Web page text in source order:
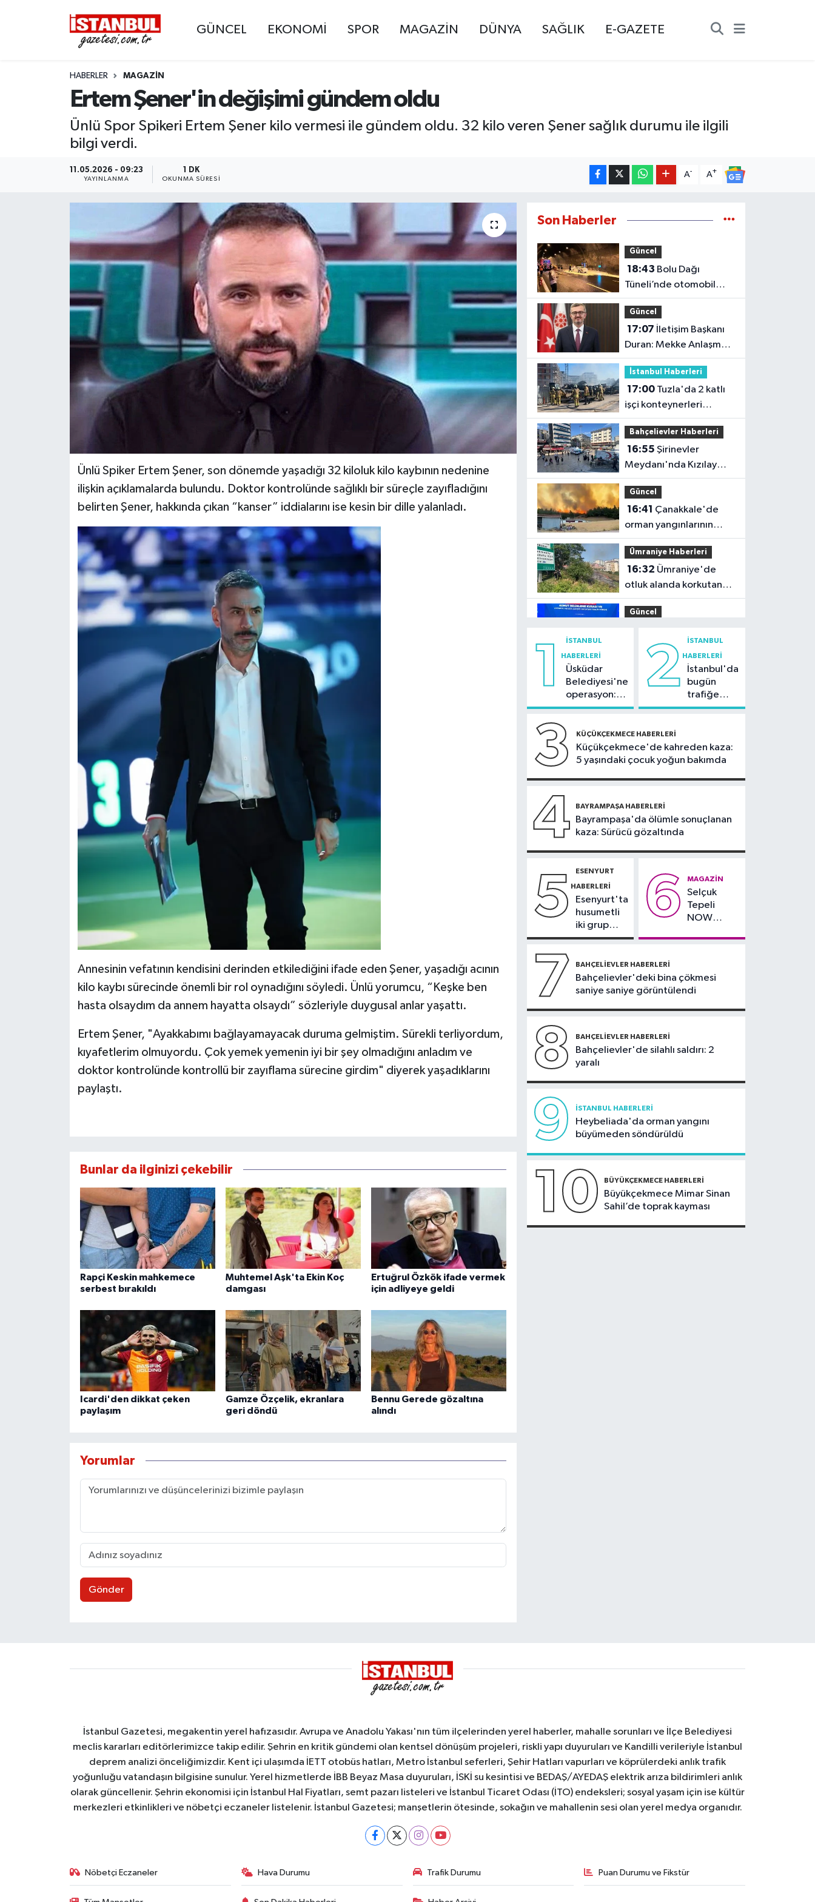
GÜNCEL EKONOMİ SPOR MAGAZİN DÜNYA SAĞLIK E-GAZETE
HABERLER MAGAZIN
Ertem Şener'in değişimi gündem oldu
Ünlü Spor Spikeri Ertem Şener kilo vermesi ile gündem oldu. 32 kilo veren Şener sağlık durumu ile ilgili
bilgi verdi.
11.05.2026 - 09:23
YAYINLANMA
1 DK
OKUNMA SÜRESI
A- A+
Ünlü Spiker Ertem Şener, son dönemde yaşadığı 32 kiloluk kilo kaybının nedenine
ilişkin açıklamalarda bulundu. Doktor kontrolünde sağlıklı bir süreçle zayıfladığını
belirten Şener, hakkında çıkan “kanser” iddialarını ise kesin bir dille yalanladı.
Annesinin vefatının kendisini derinden etkilediğini ifade eden Şener, yaşadığı acının
kilo kaybı sürecinde önemli bir rol oynadığını söyledi. Ünlü yorumcu, “Keşke ben
hasta olsaydım da annem hayatta olsaydı” sözleriyle duygusal anlar yaşattı.
Ertem Şener, "Ayakkabımı bağlayamayacak duruma gelmiştim. Sürekli terliyordum,
kıyafetlerim olmuyordu. Çok yemek yemenin iyi bir şey olmadığını anladım ve
doktor kontrolünde kontrollü bir zayıflama sürecine girdim" diyerek yaşadıklarını
paylaştı.
Bunlar da ilginizi çekebilir
Rapçi Keskin mahkemece
serbest bırakıldı
Muhtemel Aşk'ta Ekin Koç
damgası
Ertuğrul Özkök ifade vermek
için adliyeye geldi
Icardi'den dikkat çeken
paylaşım
Gamze Özçelik, ekranlara
geri döndü
Bennu Gerede gözaltına
alındı
Yorumlar
Gönder
Son Haberler
Güncel
18:43
Tüneli’nde otomobil
alev topuna döndü:
Trafik kilitlendi
Güncel
17:07
Duran: Mekke Anlaşması
tarihi bir adımdır
İstanbul Haberleri
17:00Tuzla'da 2 katlı
işçi konteynerleri
alevlere teslim oldu
Bahçelievler Haberleri
16:55
Meydanı'nda Kızılay
çadırı tartışması
Güncel
16:41
orman yangınlarının
bilançosu ağır: 541
hektar zarar gördü
Ümraniye Haberleri
16:32
otluk alanda korkutan
yangın
Güncel
işler ahbap çavuş
ilişkisiyle yürümez
Güncel
15:45Uygulamalı
mevzuat eğitiminin
gerçekleştirildi
Ümraniye Haberleri
15:32Ümraniye'de 2
katlı binadaki dairenin
balkonu çöktü
15:27Trendyol Süper
Lig'de 2-3. hafta
programları açıklandı
1 İSTANBUL
HABERLERI
Üsküdar
Belediyesi'ne
operasyon:
Sinem
tutuklama
talebi
2 İSTANBUL
HABERLERI
İstanbul'da
bugün
trafiğe
dikkat:
bazı yollar
kapatılacak
3 KÜÇÜKÇEKMECE HABERLERI
Küçükçekmece'de kahreden kaza:
5 yaşındaki çocuk yoğun bakımda
4 BAYRAMPAŞA HABERLERI
Bayrampaşa'da ölümle sonuçlanan
kaza: Sürücü gözaltında
5 ESENYURT
HABERLERI
Esenyurt'ta
husumetli
iki grup
arasında
kavga
6 MAGAZIN
Selçuk
Tepeli
NOW
7 BAHÇELIEVLER HABERLERI
Bahçelievler'deki bina çökmesi
saniye saniye görüntülendi
8 BAHÇELIEVLER HABERLERI
Bahçelievler'de silahlı saldırı: 2
yaralı
9 İSTANBUL HABERLERI
Heybeliada'da orman yangını
büyümeden söndürüldü
10 BÜYÜKÇEKMECE HABERLERI
Büyükçekmece Mimar Sinan
Sahil’de toprak kayması
İstanbul Gazetesi, megakentin yerel hafızasıdır. Avrupa ve Anadolu Yakası'nın tüm ilçelerinden yerel haberler, mahalle sorunları ve İlçe Belediyesi
meclis kararları editörlerimizce takip edilir. Şehrin en kritik gündemi olan kentsel dönüşüm projeleri, riskli yapı duyuruları ve Kandilli verileriyle İstanbul
deprem analizi önceliğimizdir. Kent içi ulaşımda İETT otobüs hatları, Metro İstanbul seferleri, Şehir Hatları vapurları ve köprülerdeki anlık trafik
yoğunluğu vatandaşın bilgisine sunulur. Yerel hizmetlerde İBB Beyaz Masa duyuruları, İSKİ su kesintisi ve BEDAŞ/AYEDAŞ elektrik arıza bildirimleri anlık
olarak güncellenir. Şehrin ekonomisi için İstanbul Hal Fiyatları, semt pazarı listeleri ve İstanbul Ticaret Odası (İTO) endeksleri; sosyal yaşam için ise kültür
merkezleri etkinlikleri ve nöbetçi eczaneler listelenir. İstanbul Gazetesi; manşetlerin ötesinde, sokağın ve mahallenin sesi olan yerel medya organıdır.
Nöbetçi Eczaneler Hava Durumu Trafik Durumu Puan Durumu ve Fikstür
EKONOMİ
İSTANBUL
MAGAZİN
SAĞLIK
BİLİM VE TEKNOLOJİ
Nöbetçi Eczaneler
Hava Durumu
Trafik Durumu
Süper Lig Puan Durumu ve Fikstür
Tüm Manşetler
Son Dakika Haberleri